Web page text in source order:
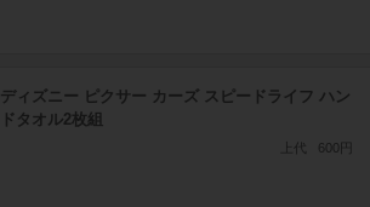
ディズニー ピクサー カーズ スピードライフ ハン
ドタオル2枚組
上代 600円